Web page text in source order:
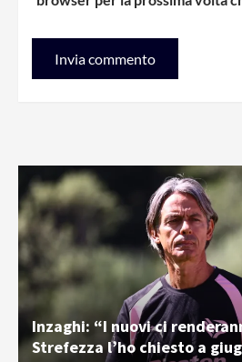
Inzaghi: “I nuovi ci
Strefezza l’ho chiesto a